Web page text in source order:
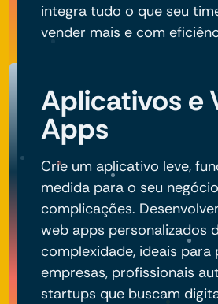
integra tudo o que seu
vender mais e com
Aplicativos e
Apps
Crie um aplicativo leve,
medida para o seu
complicações.
web apps personalizados
complexidade, ideais para
empresas, profissionais
startups que buscam